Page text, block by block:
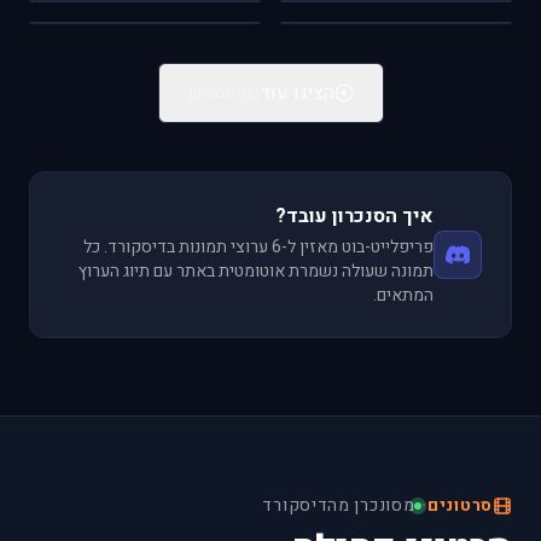
IL-2
FSX
איך הסנכרון עובד?
פריפלייט-בוט מאזין ל-6 ערוצי תמונות בדיסקורד. כל
תמונה שעולה נשמרת אוטומטית באתר עם תיוג הערוץ
המתאים.
סרטונים· מסונכרן מהדיסקורד